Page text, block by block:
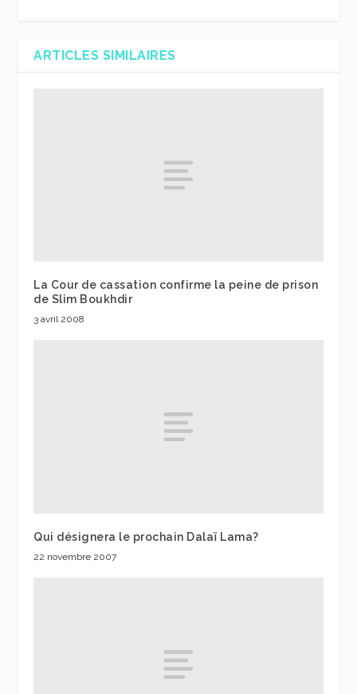
ARTICLES SIMILAIRES
La Cour de cassation confirme la peine de prison
de Slim Boukhdir
3 avril 2008
Qui désignera le prochain Dalaï Lama?
22 novembre 2007